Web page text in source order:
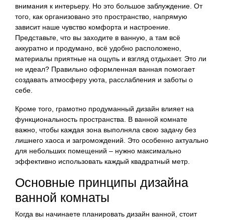
внимания к интерьеру. Но это большое заблуждение. От
того, как организовано это пространство, напрямую
зависит наше чувство комфорта и настроение.
Представьте, что вы заходите в ванную, а там всё
аккуратно и продумано, всё удобно расположено,
материалы приятные на ощупь и взгляд отдыхает. Это ли
не идеал? Правильно оформленная ванная помогает
создавать атмосферу уюта, расслабления и заботы о
себе.
Кроме того, грамотно продуманный дизайн влияет на
функциональность пространства. В ванной комнате
важно, чтобы каждая зона выполняла свою задачу без
лишнего хаоса и загромождений. Это особенно актуально
для небольших помещений – нужно максимально
эффективно использовать каждый квадратный метр.
Основные принципы дизайна
ванной комнаты
Когда вы начинаете планировать дизайн ванной, стоит